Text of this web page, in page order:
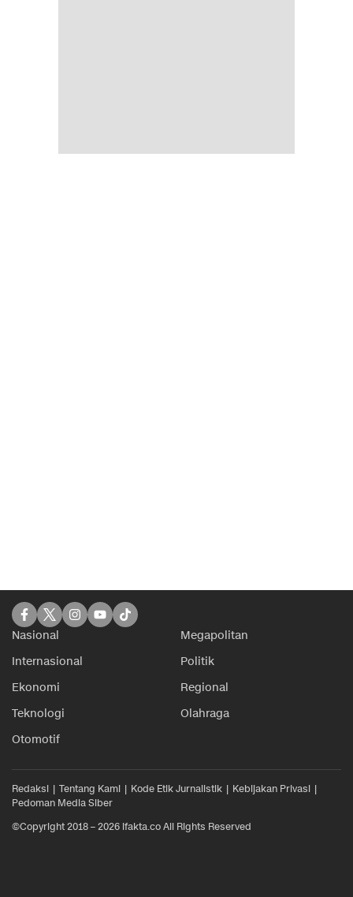
Nasional
Megapolitan
Internasional
Politik
Ekonomi
Regional
Teknologi
Olahraga
Otomotif
Redaksi Tentang Kami Kode Etik Jurnalistik
Kebijakan Privasi
Pedoman Media Siber
©Copyright 2018 – 2026 ifakta.co All Rights Reserved